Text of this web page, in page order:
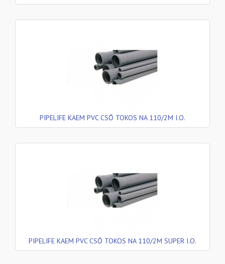
PIPELIFE KAEM PVC CSŐ TOKOS NA 110/2M I.O.
PIPELIFE KAEM PVC CSŐ TOKOS NA 110/2M SUPER I.O.